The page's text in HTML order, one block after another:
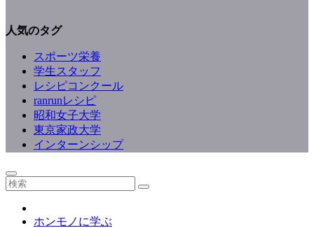
人気のタグ
スポーツ栄養
学生スタッフ
レシピコンクール
ranrunレシピ
昭和女子大学
東京家政大学
インターンシップ
ホンモノに学ぶ